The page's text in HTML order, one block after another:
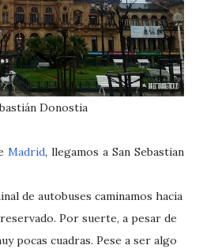
Donostia
Madrid, llegamos a San Sebastian
de autobuses caminamos hacia
Por suerte, a pesar de
pocas cuadras. Pese a ser algo